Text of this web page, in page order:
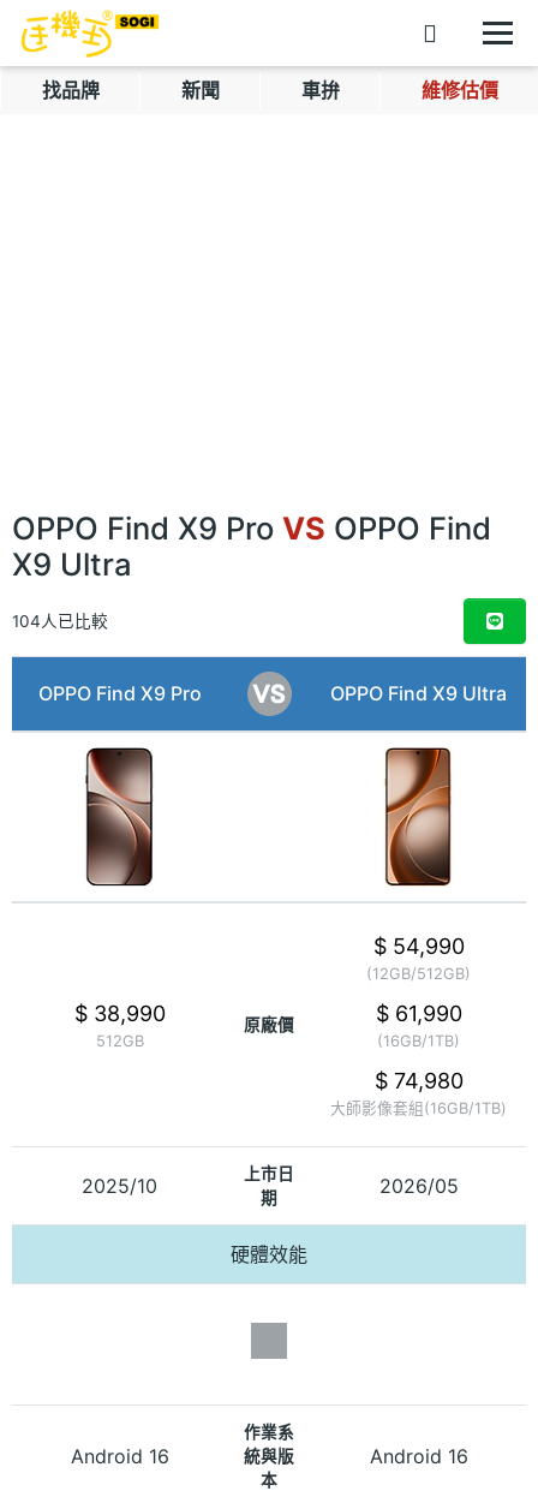
找品牌 新聞 車拚 維修估價
OPPO Find X9 Pro VS OPPO Find
X9 Ultra
104人已比較
OPPO Find X9 Pro OPPO Find X9 Ultra
$ 38,990
512GB
原廠價
$ 54,990
(12GB/512GB)
$ 61,990
(16GB/1TB)
$ 74,980
大師影像套組(16GB/1TB)
2025/10
上市日
期
2026/05
硬體效能
Android 16
作業系
統與版
本
Android 16